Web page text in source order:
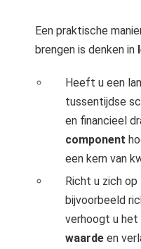
Een praktische
brengen is denken in
Heeft u een
tussentijdse
en financieel
component
een kern van
Richt u zich op
bijvoorbeeld
verhoogt u
waarde en